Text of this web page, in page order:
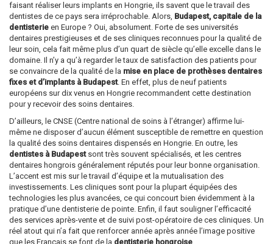
faisant réaliser leurs implants en Hongrie, ils savent que le travail des
dentistes de ce pays sera irréprochable. Alors, Budapest, capitale de la
dentisterie en Europe ? Oui, absolument. Forte de ses universités
dentaires prestigieuses et de ses cliniques reconnues pour la qualité de
leur soin, cela fait même plus d’un quart de siècle qu’elle excelle dans le
domaine. Il n’y a qu’à regarder le taux de satisfaction des patients pour
se convaincre de la qualité de la mise en place de prothèses dentaires
fixes et d’implants à Budapest. En effet, plus de neuf patients
européens sur dix venus en Hongrie recommandent cette destination
pour y recevoir des soins dentaires.
D’ailleurs, le CNSE (Centre national de soins à l’étranger) affirme lui-
même ne disposer d’aucun élément susceptible de remettre en question
la qualité des soins dentaires dispensés en Hongrie. En outre, les
dentistes à Budapestsont très souvent spécialisés, et les centres
dentaires hongrois généralement réputés pour leur bonne organisation.
L’accent est mis sur le travail d’équipe et la mutualisation des
investissements. Les cliniques sont pour la plupart équipées des
technologies les plus avancées, ce qui concourt bien évidemment à la
pratique d’une dentisterie de pointe. Enfin, il faut souligner l’efficacité
des services après-vente et de suivi post-opératoire de ces cliniques. Un
réel atout qui n’a fait que renforcer année après année l’image positive
que les Français se font de la dentisterie hongroise